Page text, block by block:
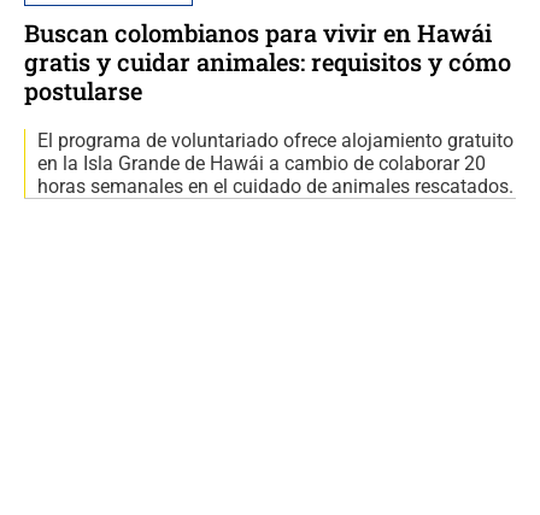
Buscan colombianos para vivir en Hawái
gratis y cuidar animales: requisitos y cómo
postularse
El programa de voluntariado ofrece alojamiento gratuito
en la Isla Grande de Hawái a cambio de colaborar 20
horas semanales en el cuidado de animales rescatados.